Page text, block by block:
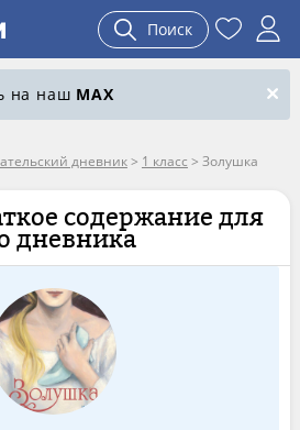
Поиск
на наш MAX
дневник> 1 класс > Золушка
содержание для
дневника